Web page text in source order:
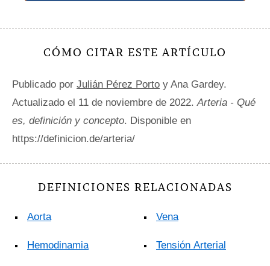
CÓMO CITAR ESTE ARTÍCULO
Publicado por Julián Pérez Porto y Ana Gardey.
Actualizado el 11 de noviembre de 2022. Arteria - Qué
es, definición y concepto. Disponible en
https://definicion.de/arteria/
DEFINICIONES RELACIONADAS
Aorta
Hemodinamia
Vena
Tensión Arterial